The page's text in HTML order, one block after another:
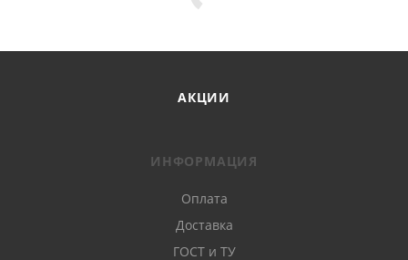
АКЦИИ
ИНФОРМАЦИЯ
Оплата
Доставка
ГОСТ и ТУ